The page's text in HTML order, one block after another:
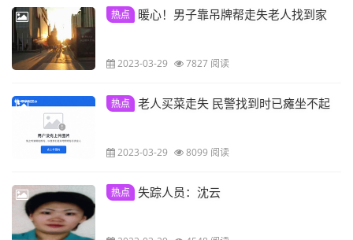
热点 暖心！男子靠吊牌帮走失老人找到家
2023-03-29 7827 阅读
热点 老人买菜走失 民警找到时已瘫坐不起
2023-03-29 8099 阅读
热点 失踪人员：沈云